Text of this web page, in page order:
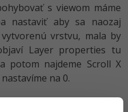
s viewom máme
nastaviť aby sa naozaj
vrstvu, mala by
Layer properties tu
potom najdeme Scroll X
na 0.